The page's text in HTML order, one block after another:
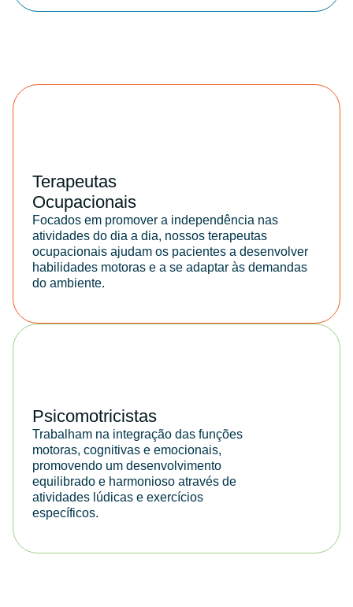
Terapeutas
Ocupacionais
Focados em promover a independência nas
atividades do dia a dia, nossos terapeutas
ocupacionais ajudam os pacientes a desenvolver
habilidades motoras e a se adaptar às demandas
do ambiente.
Psicomotricistas
Trabalham na integração das funções
motoras, cognitivas e emocionais,
promovendo um desenvolvimento
equilibrado e harmonioso através de
atividades lúdicas e exercícios
específicos.